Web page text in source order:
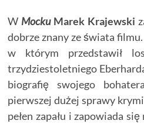
W Mocku Marek Krajewski
dobrze znany ze świata
w którym przedstawił
trzydziestoletniego
biografię swojego
pierwszej dużej sprawy
pełen zapału i zapowiada